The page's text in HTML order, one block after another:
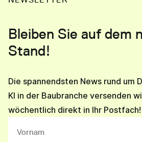
Bleiben Sie auf dem
Stand!
Die spannendsten News rund um
KI in der Baubranche versenden
wöchentlich direkt in Ihr Postfach!